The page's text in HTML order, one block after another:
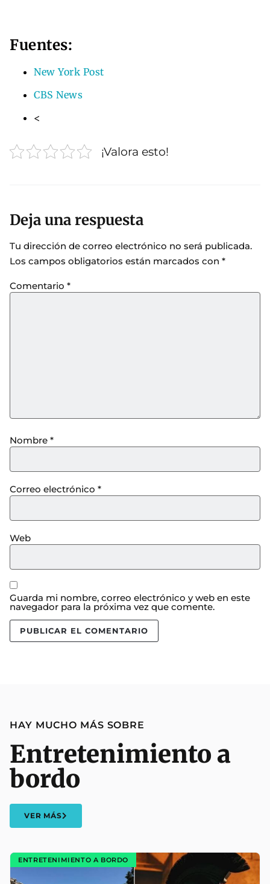
Fuentes:
New York Post
CBS News
<
¡Valora esto!
Deja una respuesta
Tu dirección de correo electrónico no será publicada.
Los campos obligatorios están marcados con *
Comentario *
Nombre *
Correo electrónico *
Web
Guarda mi nombre, correo electrónico y web en este
navegador para la próxima vez que comente.
HAY MUCHO MÁS SOBRE
Entretenimiento a
bordo
VER MÁS
ENTRETENIMIENTO A BORDO